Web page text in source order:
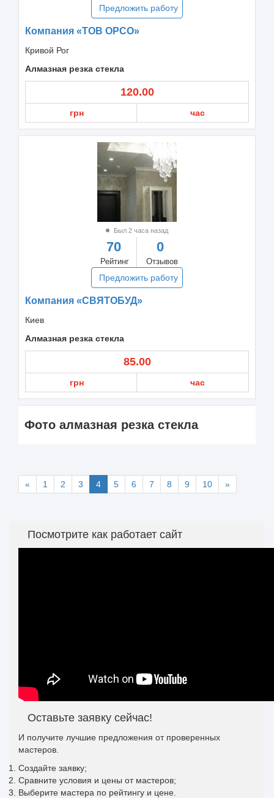
Предложить работу
Компания «ТОВ ОРСО»
Кривой Рог
Алмазная резка стекла
120.00
грн час
Был 2 часа назад
70
Рейтинг
0
Отзывов
Предложить работу
Компания «СВЯТОБУД»
Киев
Алмазная резка стекла
85.00
грн час
Фото алмазная резка стекла
« 1 2 3 4 5 6 7 8 9 10 »
Посмотрите как работает сайт
Оставьте заявку сейчас!
И получите лучшие предложения от проверенных
мастеров.
Создайте заявку;
Сравните условия и цены от мастеров;
Выберите мастера по рейтингу и цене.